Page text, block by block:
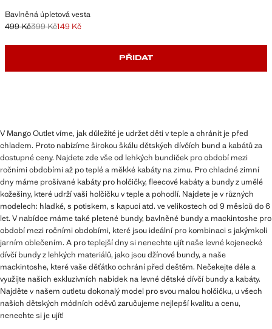
Bavlněná úpletová vesta
Původní cena přeškrtnutá [499 Kč ]
499 Kč
Druhá cena přeškrtnutá [399 Kč ]
399 Kč
Aktuální cena [149 Kč ]
149 Kč
PŘIDAT
V Mango Outlet víme, jak důležité je udržet děti v teple a chránit je před
chladem. Proto nabízíme širokou škálu dětských dívčích bund a kabátů za
dostupné ceny. Najdete zde vše od lehkých bundiček pro období mezi
ročními obdobími až po teplé a měkké kabáty na zimu. Pro chladné zimní
dny máme prošívané kabáty pro holčičky, fleecové kabáty a bundy z umělé
kožešiny, které udrží vaši holčičku v teple a pohodlí. Najdete je v různých
modelech: hladké, s potiskem, s kapucí atd. ve velikostech od 9 měsíců do 6
let. V nabídce máme také pletené bundy, bavlněné bundy a mackintoshe pro
období mezi ročními obdobími, které jsou ideální pro kombinaci s jakýmkoli
jarním oblečením. A pro teplejší dny si nenechte ujít naše levné kojenecké
dívčí bundy z lehkých materiálů, jako jsou džínové bundy, a naše
mackintoshe, které vaše děťátko ochrání před deštěm. Nečekejte déle a
využijte našich exkluzivních nabídek na levné dětské dívčí bundy a kabáty.
Najděte v našem outletu dokonalý model pro svou malou holčičku, u všech
našich dětských módních oděvů zaručujeme nejlepší kvalitu a cenu,
nenechte si je ujít!